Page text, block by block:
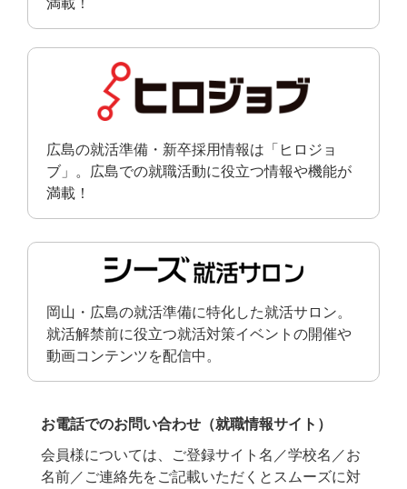
満載！
広島の就活準備・新卒採用情報は「ヒロジョ
ブ」。広島での就職活動に役立つ情報や機能が
満載！
岡山・広島の就活準備に特化した就活サロン。
就活解禁前に役立つ就活対策イベントの開催や
動画コンテンツを配信中。
お電話でのお問い合わせ（就職情報サイト）
会員様については、ご登録サイト名／学校名／お
名前／ご連絡先をご記載いただくとスムーズに対